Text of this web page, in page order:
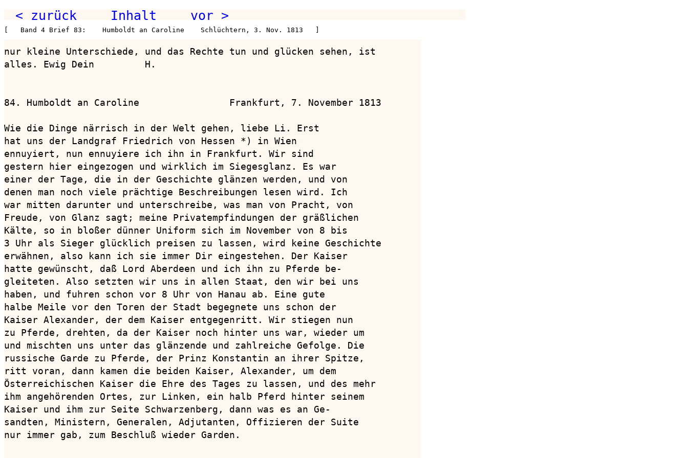
< zurück Inhalt vor >
[   Band 4 Brief 83:    Humboldt an Caroline    Schlüchtern, 3. Nov. 1813   ]
nur kleine Unterschiede, und das Rechte tun und glücken sehen, ist
alles. Ewig Dein         H.
84. Humboldt an Caroline                Frankfurt, 7. November 1813
Wie die Dinge närrisch in der Welt gehen, liebe Li. Erst
hat uns der Landgraf Friedrich von Hessen *) in Wien
ennuyiert, nun ennuyiere ich ihn in Frankfurt. Wir sind
gestern hier eingezogen und wirklich im Siegesglanz. Es war
einer der Tage, die in der Geschichte glänzen werden, und von
denen man noch viele prächtige Beschreibungen lesen wird. Ich
war mitten darunter und unterschreibe, was man von Pracht, von
Freude, von Glanz sagt; meine Privatempfindungen der gräßlichen
Kälte, so in bloßer dünner Uniform sich im November von 8 bis
3 Uhr als Sieger glücklich preisen zu lassen, wird keine Geschichte
erwähnen, also kann ich sie immer Dir eingestehen. Der Kaiser
hatte gewünscht, daß Lord Aberdeen und ich ihn zu Pferde be-
gleiteten. Also setzten wir uns in allen Staat, den wir bei uns
haben, und fuhren schon vor 8 Uhr von Hanau ab. Eine gute
halbe Meile vor den Toren der Stadt begegnete uns schon der
Kaiser Alexander, der dem Kaiser entgegenritt. Wir stiegen nun
zu Pferde, drehten, da der Kaiser noch hinter uns war, wieder um
und mischten uns unter das glänzende und zahlreiche Gefolge. Die
russische Garde zu Pferde, der Prinz Konstantin an ihrer Spitze,
ritt voran, dann kamen die beiden Kaiser, Alexander, um dem
Österreichischen Kaiser die Ehre des Tages zu lassen, und des mehr
ihm angehörenden Ortes, zur Linken, ein halb Pferd hinter seinem
Kaiser und ihm zur Seite Schwarzenberg, dann was es an Ge-
sandten, Ministern, Generalen, Adjutanten, Offizieren der Suite
nur immer gab, zum Beschluß wieder Garden.